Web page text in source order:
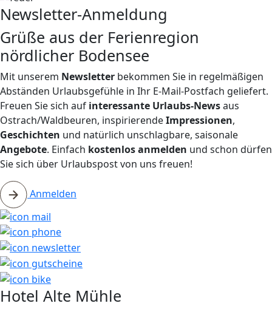
Newsletter-Anmeldung
Grüße aus der Ferienregion
nördlicher Bodensee
Mit unserem Newsletter bekommen Sie in regelmäßigen
Abständen Urlaubsgefühle in Ihr E-Mail-Postfach geliefert.
Freuen Sie sich auf interessante Urlaubs-Newsaus
Ostrach/Waldbeuren, inspirierendeImpressionen,
Geschichten und natürlich unschlagbare, saisonale
Angebote. Einfach kostenlos anmelden und schon dürfen
Sie sich über Urlaubspost von uns freuen!
Anmelden
Hotel Alte Mühle